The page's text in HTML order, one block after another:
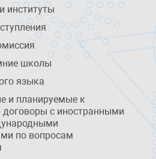
институты
школы
языка
и планируемые к
с иностранными
по вопросам